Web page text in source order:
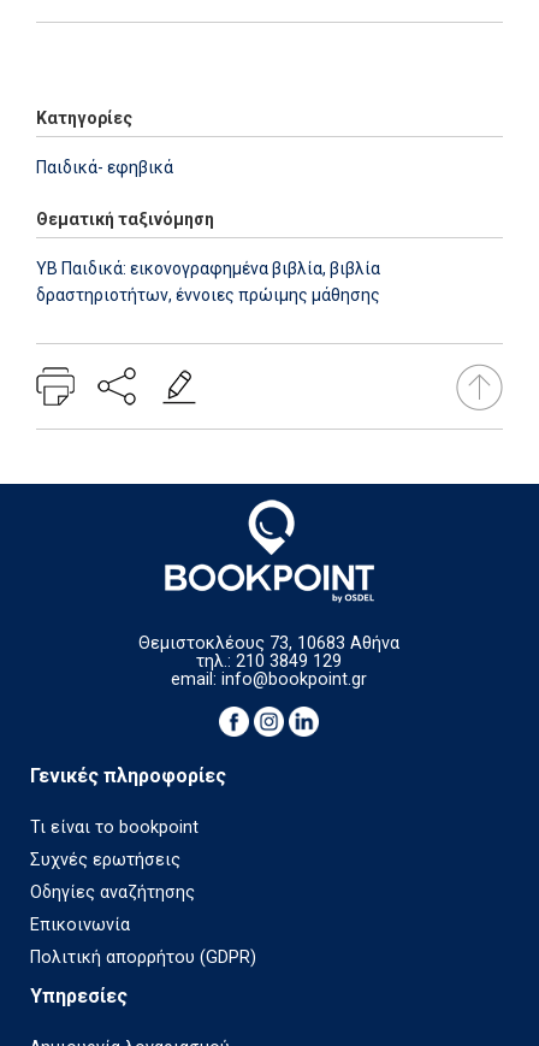
Κατηγορίες
Παιδικά- εφηβικά
Θεματική ταξινόμηση
YB Παιδικά: εικονογραφημένα βιβλία, βιβλία
δραστηριοτήτων, έννοιες πρώιμης μάθησης
Θεμιστοκλέους 73, 10683 Αθήνα
τηλ.: 210 3849 129
email:info@bookpoint.gr
Γενικές πληροφορίες
Τι είναι το bookpoint
Συχνές ερωτήσεις
Οδηγίες αναζήτησης
Επικοινωνία
Πολιτική απορρήτου (GDPR)
Υπηρεσίες